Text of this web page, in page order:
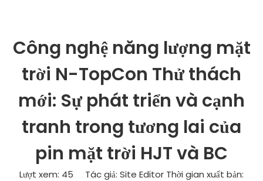
Công nghệ năng lượng mặt
trời N-TopCon Thử thách
mới: Sự phát triển và cạnh
tranh trong tương lai của
pin mặt trời HJT và BC
Lượt xem: 45 Tác giả: Site Editor Thời gian xuất bản: